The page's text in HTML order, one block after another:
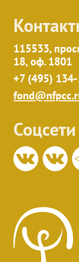
115533,
18, оф. 1801
+7 (495)
Соцсети